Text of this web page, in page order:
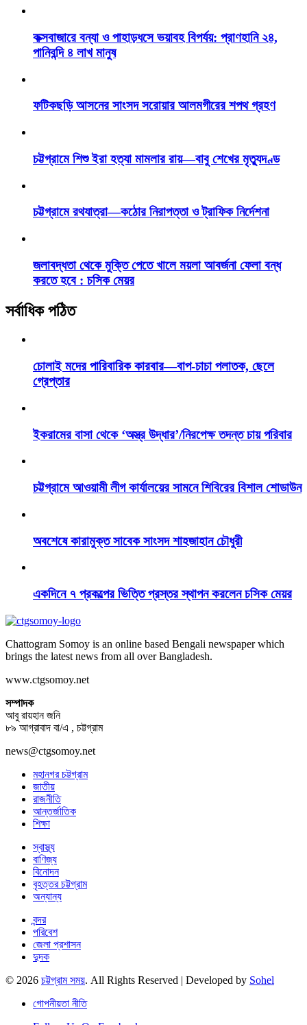
কক্সবাজারে বন্যা ও পাহাড়ধসে ভয়াবহ বিপর্যয়: প্রাণহানি ২৪,
পানিবন্দি ৪ লাখ মানুষ
ফটিকছড়ি আসনের সাংসদ সরোয়ার আলমগীরের শপথ গ্রহণ
চট্টগ্রামে শিশু ইরা হত্যা মামলার রায়—বাবু শেখের মৃত্যুদণ্ড
চট্টগ্রামে রথযাত্রা—কঠোর নিরাপত্তা ও ট্রাফিক নির্দেশনা
জলাবদ্ধতা থেকে মুক্তি পেতে খালে ময়লা আবর্জনা ফেলা বন্ধ
করতে হবে : চসিক মেয়র
সর্বাধিক পঠিত
চোলাই মদের পারিবারিক কারবার—বাপ-চাচা পলাতক, ছেলে
গ্রেপ্তার
ইকরামের বাসা থেকে ‘অস্ত্র উদ্ধার’/নিরপেক্ষ তদন্ত চায় পরিবার
চট্টগ্রামে আওয়ামী লীগ কার্যালয়ের সামনে শিবিরের বিশাল শোডাউন
অবশেষে কারামুক্ত সাবেক সাংসদ শাহজাহান চৌধুরী
একদিনে ৭ প্রকল্পের ভিত্তি প্রস্তর স্থাপন করলেন চসিক মেয়র
Chattogram Somoy is an online based Bengali newspaper which
brings the latest news from all over Bangladesh.
www.ctgsomoy.net
সম্পাদক
আবু রায়হান জনি
৮৯ আগ্রাবাদ বা/এ , চট্টগ্রাম
news@ctgsomoy.net
মহানগর চট্টগ্রাম
জাতীয়
রাজনীতি
আন্তর্জাতিক
শিক্ষা
স্বাস্থ্য
বাণিজ্য
বিনোদন
বৃহত্তর চট্টগ্রাম
অন্যান্য
বন্দর
পরিবেশ
জেলা প্রশাসন
দুদক
© 2026 চট্টগ্রাম সময়. All Rights Reserved | Developed by Sohel
গোপনীয়তা নীতি